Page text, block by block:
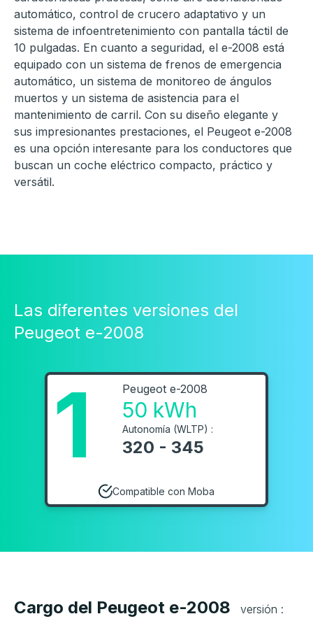
automático, control de crucero adaptativo y un
sistema de infoentretenimiento con pantalla táctil de
10 pulgadas. En cuanto a seguridad, el e-2008 está
equipado con un sistema de frenos de emergencia
automático, un sistema de monitoreo de ángulos
muertos y un sistema de asistencia para el
mantenimiento de carril. Con su diseño elegante y
sus impresionantes prestaciones, el Peugeot e-2008
es una opción interesante para los conductores que
buscan un coche eléctrico compacto, práctico y
versátil.
Las diferentes versiones del
Peugeot e-2008
1 Peugeot e-2008
50 kWh
Autonomía (WLTP) :
320 - 345
Compatible con Moba
Cargo del Peugeot e-2008 versión :